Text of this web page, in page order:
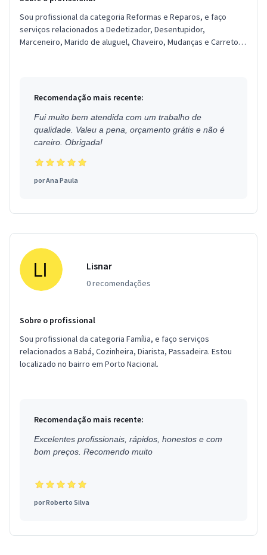
Sou profissional da categoria Reformas e Reparos, e faço
serviços relacionados a Dedetizador, Desentupidor,
Marceneiro, Marido de aluguel, Chaveiro, Mudanças e Carretos,
Recomendação mais recente:
Fui muito bem atendida com um trabalho de
qualidade. Valeu a pena, orçamento grátis e não é
careiro. Obrigada!
porAna Paula
Lisnar
0 recomendações
Sobre o profissional
Sou profissional da categoria Família, e faço serviços
relacionados a Babá, Cozinheira, Diarista, Passadeira. Estou
localizado no bairro em Porto Nacional.
Recomendação mais recente:
Excelentes profissionais, rápidos, honestos e com
bom preços. Recomendo muito
porRoberto Silva